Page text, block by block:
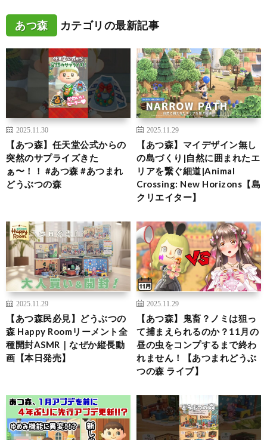
あつ森 カテゴリの最新記事
2025.11.30
【あつ森】任天堂公式からの
突然のサプライズきた
ぁ〜！！ #あつ森 #あつまれ
どうぶつの森
2025.11.29
【あつ森】マイデザイン無し
の島づくり|自然に囲まれたエ
リアを繋ぐ細道|Animal
Crossing: New Horizons【島
クリエイター】
2025.11.29
【あつ森民必見】どうぶつの
森 Happy Roomリーメント全
種開封ASMR｜なぜか縦長動
画【本日発売】
2025.11.29
【あつ森】鬼畜？ノミは狙っ
て捕まえられるのか？11月の
昼の虫をコンプするまで終わ
れません！【あつまれどうぶ
つの森 ライブ】